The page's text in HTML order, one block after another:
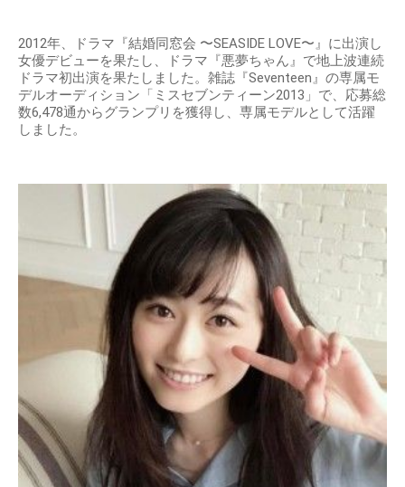
2012年、ドラマ『結婚同窓会 〜SEASIDE LOVE〜』に出演し
女優デビューを果たし、ドラマ『悪夢ちゃん』で地上波連続
ドラマ初出演を果たしました。雑誌『Seventeen』の専属モ
デルオーディション「ミスセブンティーン2013」で、応募総
数6,478通からグランプリを獲得し、専属モデルとして活躍
しました。